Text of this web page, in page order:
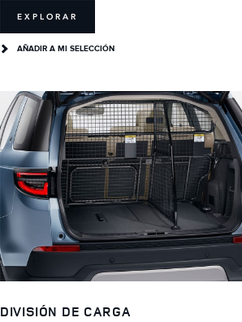
EXPLORAR
AÑADIR A MI SELECCIÓN
DIVISIÓN DE CARGA